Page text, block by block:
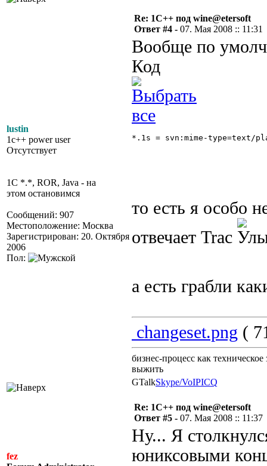
lustin
1c++ power user
Отсутствует
1C *.*, ROR, Java - на
этом остановимся
Сообщений: 907
Местоположение: Москва
Зарегистрирован: 20. Октября
2006
Пол:
Re: 1С++ под wine@etersoft
Ответ #4 - 07. Мая 2008 :: 11:31
Вообще по
Код
*.1s = svn:mime-type=text/
то есть я особо
отвечает Trac
а есть грабли
changeset.png (
бизнес-процесс как
выжить
GTalkSkype/VoIPICQ
fez
Re: 1С++ под wine@etersoft
Ответ #5 - 07. Мая 2008 :: 11:37
Ну... Я
юниксовыми